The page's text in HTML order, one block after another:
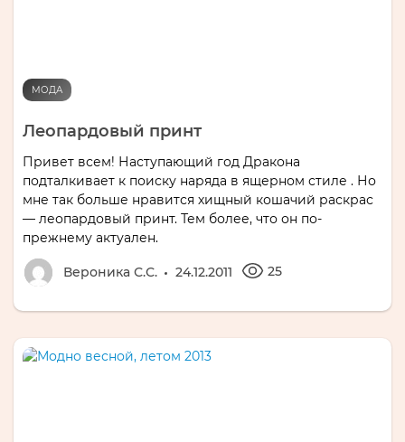
МОДА
Леопардовый принт
Привет всем! Наступающий год Дракона
подталкивает к поиску наряда в ящерном стиле . Но
мне так больше нравится хищный кошачий раскрас
— леопардовый принт. Тем более, что он по-
прежнему актуален.
Вероника С.С. 24.12.2011 25